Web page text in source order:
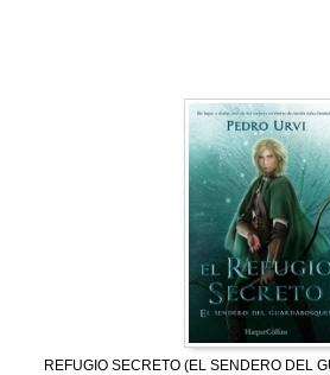
REFUGIO SECRETO (EL SENDERO DEL